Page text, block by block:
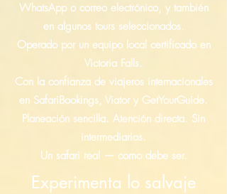
WhatsApp o correo electrónico, y también
en algunos tours seleccionados.
Operado por un equipo local certificado en
Victoria Falls.
Con la confianza de viajeros internacionales
en SafariBookings, Viator y GetYourGuide.
Planeación sencilla. Atención directa. Sin
intermediarios.
Un safari real — como debe ser.
Experimenta lo salvaje